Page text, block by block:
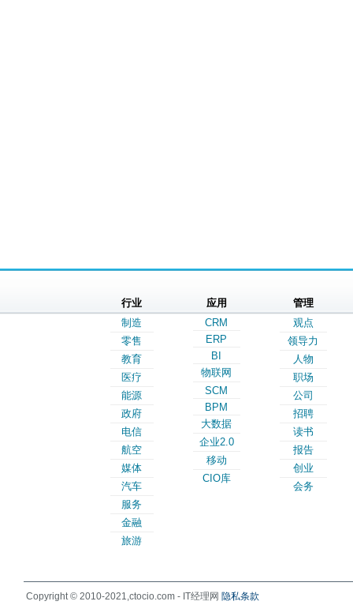
行业
制造
零售
教育
医疗
能源
政府
电信
航空
媒体
汽车
服务
金融
旅游
应用
CRM
ERP
BI
物联网
SCM
BPM
大数据
企业2.0
移动
CIO库
管理
观点
领导力
人物
职场
公司
招聘
读书
报告
创业
会务
Copyright © 2010-2021,ctocio.com - IT经理网 隐私条款